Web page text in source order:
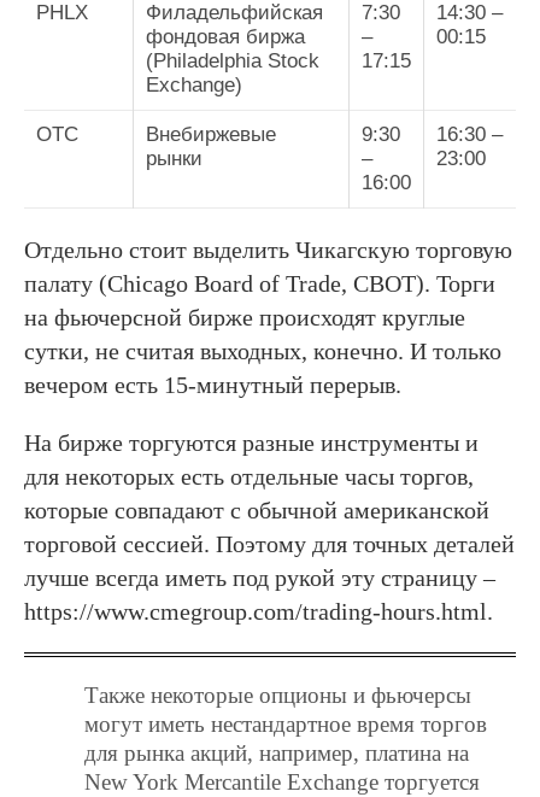
PHLX
Филадельфийская
фондовая биржа
(Philadelphia Stock
Exchange)
7:30
–
17:15
14:30 –
00:15
OTC
Внебиржевые
рынки
9:30
–
16:00
16:30 –
23:00
Отдельно стоит выделить Чикагскую торговую
палату (Chicago Board of Trade, CBOT). Торги
на фьючерсной бирже происходят круглые
сутки, не считая выходных, конечно. И только
вечером есть 15-минутный перерыв.
На бирже торгуются разные инструменты и
для некоторых есть отдельные часы торгов,
которые совпадают с обычной американской
торговой сессией. Поэтому для точных деталей
лучше всегда иметь под рукой эту страницу –
https://www.cmegroup.com/trading-hours.html.
Также некоторые опционы и фьючерсы
могут иметь нестандартное время торгов
для рынка акций, например, платина на
New York Mercantile Exchange торгуется